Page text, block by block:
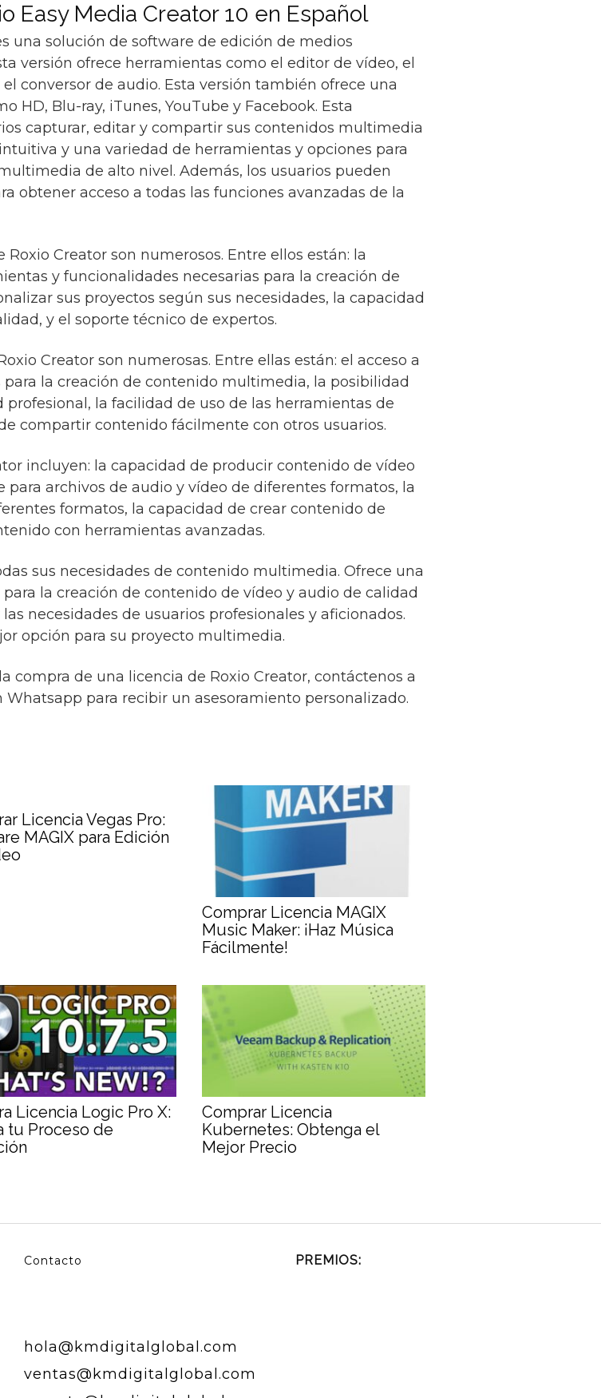
Easy Media Creator 10 en Español
una solución de software de edición de medios
versión ofrece herramientas como el editor de vídeo, el
conversor de audio. Esta versión también ofrece una
HD, Blu-ray, iTunes, YouTube y Facebook. Esta
capturar, editar y compartir sus contenidos multimedia
y una variedad de herramientas y opciones para
de alto nivel. Además, los usuarios pueden
obtener acceso a todas las funciones avanzadas de la
Creator son numerosos. Entre ellos están: la
y funcionalidades necesarias para la creación de
sus proyectos según sus necesidades, la capacidad
y el soporte técnico de expertos.
Creator son numerosas. Entre ellas están: el acceso a
la creación de contenido multimedia, la posibilidad
la facilidad de uso de las herramientas de
compartir contenido fácilmente con otros usuarios.
incluyen: la capacidad de producir contenido de vídeo
archivos de audio y vídeo de diferentes formatos, la
formatos, la capacidad de crear contenido de
con herramientas avanzadas.
sus necesidades de contenido multimedia. Ofrece una
la creación de contenido de vídeo y audio de calidad
necesidades de usuarios profesionales y aficionados.
opción para su proyecto multimedia.
compra de una licencia de Roxio Creator, contáctenos a
para recibir un asesoramiento personalizado.
Licencia Vegas Pro:
MAGIX para Edición
Comprar Licencia MAGIX
Music Maker: ¡Haz Música
Fácilmente!
Licencia Logic Pro X:
tu Proceso de
Comprar Licencia
Kubernetes: Obtenga el
Mejor Precio
Contacto
hola@kmdigitalglobal.com
ventas@kmdigitalglobal.com
PREMIOS: